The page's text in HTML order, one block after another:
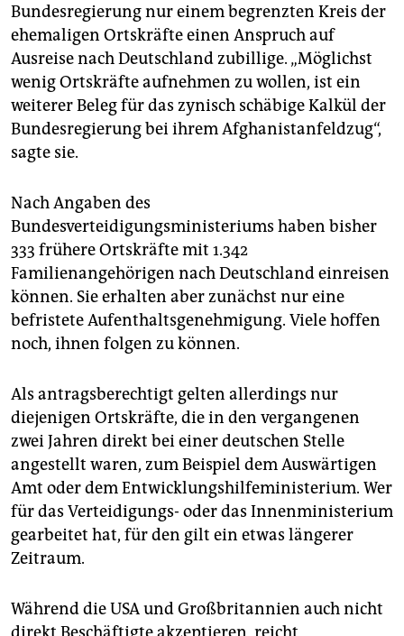
Bundesregierung nur einem begrenzten Kreis der
ehemaligen Ortskräfte einen Anspruch auf
Ausreise nach Deutschland zubillige. „Möglichst
wenig Ortskräfte aufnehmen zu wollen, ist ein
weiterer Beleg für das zynisch schäbige Kalkül der
Bundesregierung bei ihrem Afghanistanfeldzug“,
sagte sie.
Nach Angaben des
Bundesverteidigungsministeriums haben bisher
333 frühere Ortskräfte mit 1.342
Familienangehörigen nach Deutschland einreisen
können. Sie erhalten aber zunächst nur eine
befristete Aufenthaltsgenehmigung. Viele hoffen
noch, ihnen folgen zu können.
Als antragsberechtigt gelten allerdings nur
diejenigen Ortskräfte, die in den vergangenen
zwei Jahren direkt bei einer deutschen Stelle
angestellt waren, zum Beispiel dem Auswärtigen
Amt oder dem Entwicklungshilfeministerium. Wer
für das Verteidigungs- oder das Innenministerium
gearbeitet hat, für den gilt ein etwas längerer
Zeitraum.
Während die USA und Großbritannien auch nicht